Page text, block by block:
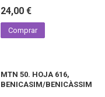
24,00 €
Comprar
MTN 50. HOJA 616,
BENICASIM/BENICÀSSIM